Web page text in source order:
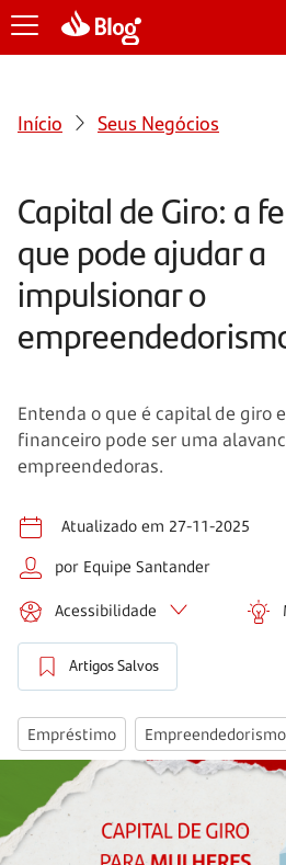
Início Seus Negócios
Capital de Giro: a
que pode ajudar a
impulsionar o
Entenda o que é capital de giro
financeiro pode ser uma
empreendedoras.
Atualizado em 27-11-2025
por Equipe Santander
Acessibilidade
Artigos Salvos
Empréstimo Empreendedorismo